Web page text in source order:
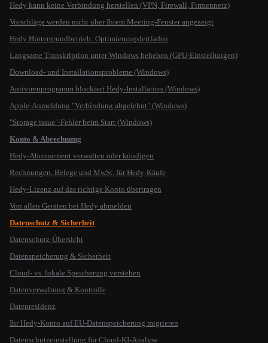
Hedy kann keine Verbindung herstellen (VPN, Firewall, Firmennetz)
Vorschläge werden nicht über Ihrem Meeting-Fenster angezeigt
Hedy Hintergrundbetrieb: Optimierungsleitfaden
Langsame Transkription unter Windows beheben (GPU-Einstellungen)
Download- und Installationsprobleme (Windows)
Antivirenprogramm blockiert Hedy-Installation (Windows)
Apple-Anmeldung "Verbindung abgelehnt" (Windows)
"Storage issue"-Fehler beim Start (Windows)
Konto & Abrechnung
Hedy-Abonnement verwalten oder kündigen
Rechnungen, Belege und MwSt. für Hedy-Käufe
Hedy-Lizenz auf das richtige Konto übertragen
Von allen Geräten bei Hedy abmelden
Datenschutz & Sicherheit
Datenschutz-Übersicht
Datenspeicherung & Sicherheit
Cloud- vs. lokale Speicherung verstehen
Datenverwaltung & Kontrolle
Datenresidenz
Ihr Hedy-Konto auf EU-Datenspeicherung migrieren
Datenschutzeinstellung für Cloud-KI-Analyse